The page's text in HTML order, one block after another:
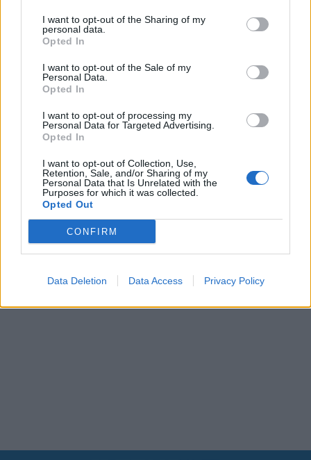
I want to opt-out of the Sharing of my
personal data.
Opted In
I want to opt-out of the Sale of my
Personal Data.
Opted In
I want to opt-out of processing my
Personal Data for Targeted Advertising.
Opted In
I want to opt-out of Collection, Use,
Retention, Sale, and/or Sharing of my
Personal Data that Is Unrelated with the
Purposes for which it was collected.
Opted Out
CONFIRM
Data Deletion Data Access Privacy Policy